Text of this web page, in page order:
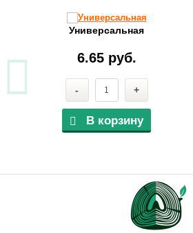
Универсальная
6.65 руб.
- +
В корзину